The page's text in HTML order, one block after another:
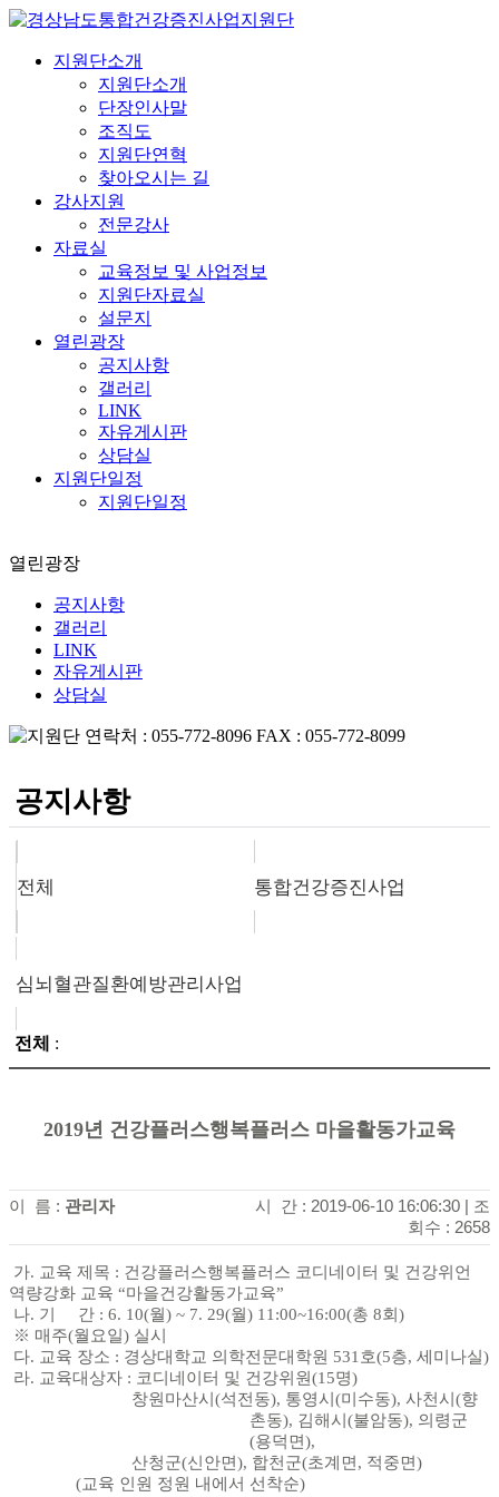
지원단소개
지원단소개
단장인사말
조직도
지원단연혁
찾아오시는 길
강사지원
전문강사
자료실
교육정보 및 사업정보
지원단자료실
설문지
열린광장
공지사항
갤러리
LINK
자유게시판
상담실
지원단일정
지원단일정
열린광장
공지사항
갤러리
LINK
자유게시판
상담실
공지사항
전체 통합건강증진사업
심뇌혈관질환예방관리사업
전체 :
2019년 건강플러스행복플러스 마을활동가교육
이 름 : 관리자 시 간 : 2019-06-10 16:06:30 | 조
회수 : 2658
가. 교육 제목 : 건강플러스행복플러스 코디네이터 및 건강위언
역량강화 교육 “마을건강활동가교육”
나. 기 간 : 6. 10(월) ~ 7. 29(월) 11:00~16:00(총8회)
※ 매주(월요일) 실시
다. 교육 장소 : 경상대학교 의학전문대학원 531 호(5층,세미나실)
라. 교육대상자 : 코디네이터 및 건강위원(15명)
창원마산시(석전동), 통영시(미수동),사천시(향
촌동), 김해시(불암동), 의령군
(용덕면),
산청군(신안면), 합천군(초계면 , 적중면)
(교육 인원 정원 내에서 선착순)